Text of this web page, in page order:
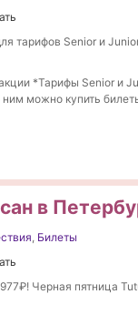
тарифов Senior и
*Тарифы Senior и
ним можно купить
в
, Билеты
Черная пятница